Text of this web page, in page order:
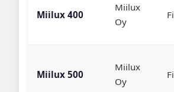
Miilux 400
Miilux
Oy
Miilux 500
Miilux
Oy